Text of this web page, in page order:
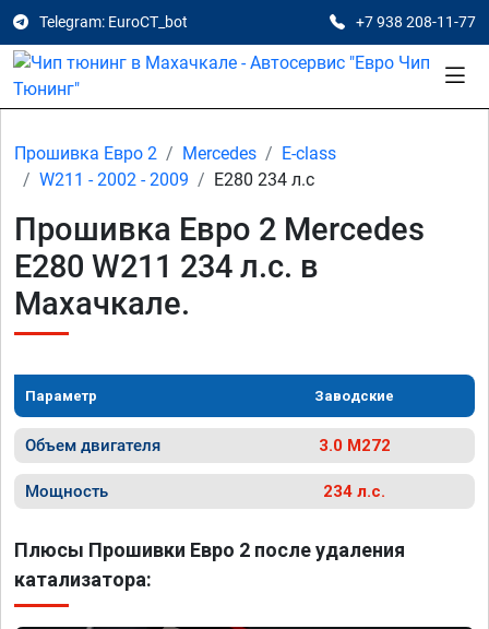
Telegram: EuroCT_bot +7 938 208-11-77
Прошивка Евро 2 Mercedes
E-class
W211 - 2002 - 2009
E280 234 л.с
Прошивка Евро 2 Mercedes
E280 W211 234 л.с. в
Махачкале.
Параметр Заводские
Объем двигателя 3.0 M272
Мощность 234 л.с.
Плюсы Прошивки Евро 2 после удаления
катализатора: